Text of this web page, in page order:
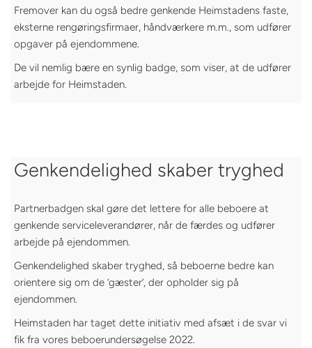
Fremover kan du også bedre genkende Heimstadens faste,
eksterne rengøringsfirmaer, håndværkere m.m., som udfører
opgaver på ejendommene.
De vil nemlig bære en synlig badge, som viser, at de udfører
arbejde for Heimstaden.
Genkendelighed skaber tryghed
Partnerbadgen skal gøre det lettere for alle beboere at
genkende serviceleverandører, når de færdes og udfører
arbejde på ejendommen.
Genkendelighed skaber tryghed, så beboerne bedre kan
orientere sig om de ’gæster’, der opholder sig på
ejendommen.
Heimstaden har taget dette initiativ med afsæt i de svar vi
fik fra vores beboerundersøgelse 2022.